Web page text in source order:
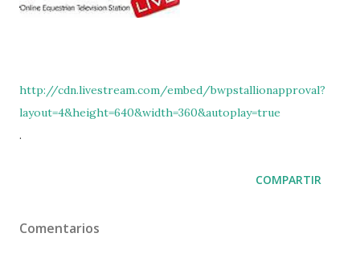
http://cdn.livestream.com/embed/bwpstallionapproval?
layout=4&height=640&width=360&autoplay=true
.
COMPARTIR
Comentarios